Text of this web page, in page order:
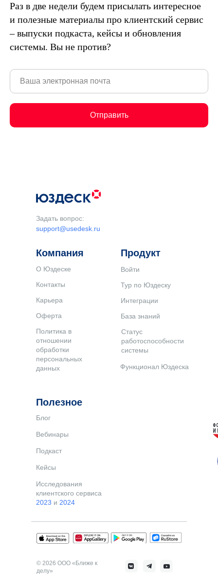
Раз в две недели будем присылать интересное
и полезные материалы про клиентский сервис
– выпуски подкаста, кейсы и обновления
системы. Вы не против?
Отправить
© 2026 ООО «Ближе к
делу»
Задать вопрос:
support@usedesk.ru
Компания
О Юздеске
Контакты
Карьера
Оферта
Политика в
отношении
обработки
персональных
данных
Войти
Тур по Юздеску
Интеграции
Продукт
База знаний
Статус
работоспособности
системы
Функционал Юздеска
Подкаст
Кейсы
Полезное
Блог
Вебинары
Исследования
клиентского сервиса
2023 и 2024